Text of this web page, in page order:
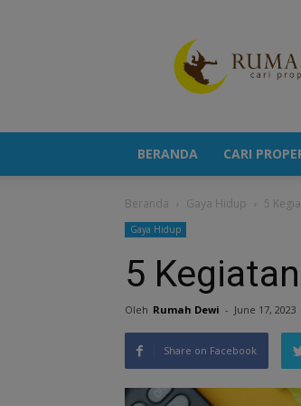
Berita
Properti
Terkini
BERANDA CARI
Beranda Gaya Hidup 5
Gaya Hidup
5
Oleh Rumah Dewi - June 17, 2023
Share on Facebook